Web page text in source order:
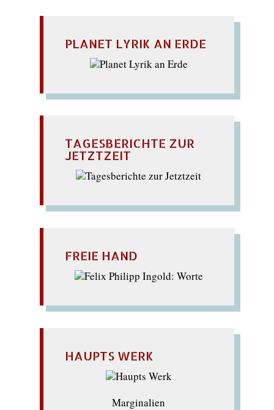
PLANET LYRIK AN ERDE
TAGESBERICHTE ZUR
JETZTZEIT
FREIE HAND
HAUPTS WERK
Marginalien